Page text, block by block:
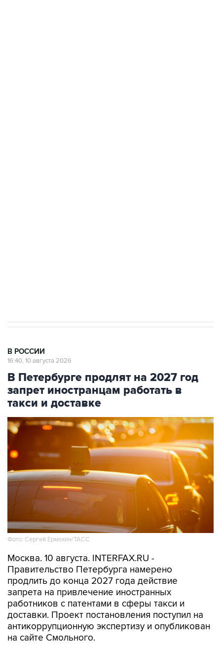
В РОССИИ
16:40, 10 августа 2026
В Петербурге продлят на 2027 год
запрет иностранцам работать в
такси и доставке
Фото: Сергей Ермохин/ТАСС
Москва. 10 августа. INTERFAX.RU -
Правительство Петербурга намерено
продлить до конца 2027 года действие
запрета на привлечение иностранных
работников с патентами в сферы такси и
доставки. Проект постановления поступил на
антикоррупционную экспертизу и опубликован
на сайте Смольного.